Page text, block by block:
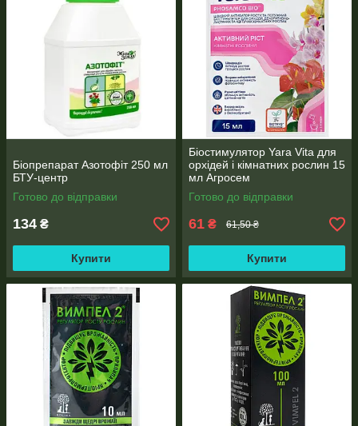
Біопрепарат Азотофіт 250 мл
БТУ-центр
Готово до відправки
134 ₴
Купити
Біостимулятор Yara Vita для
орхідей і кімнатних рослин 15
мл Агросем
Готово до відправки
61 ₴ 61,50 ₴
Купити